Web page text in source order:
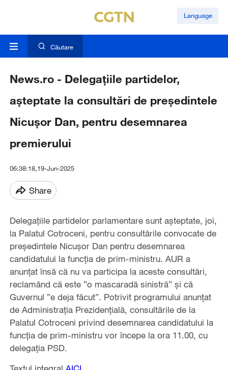
Language
Căutare
News.ro - Delegaţiile partidelor,
aşteptate la consultări de preşedintele
Nicuşor Dan, pentru desemnarea
premierului
06:38:18,19-Jun-2025
Share
Delegaţiile partidelor parlamentare sunt aşteptate, joi,
la Palatul Cotroceni, pentru consultările convocate de
preşedintele Nicuşor Dan pentru desemnarea
candidatului la funcţia de prim-ministru. AUR a
anunţat însă că nu va participa la aceste consultări,
reclamând că este ”o mascaradă sinistră” şi că
Guvernul ”e deja făcut”. Potrivit programului anunţat
de Administraţia Prezidenţială, consultările de la
Palatul Cotroceni privind desemnarea candidatului la
funcţia de prim-ministru vor începe la ora 11.00, cu
delegaţia PSD.